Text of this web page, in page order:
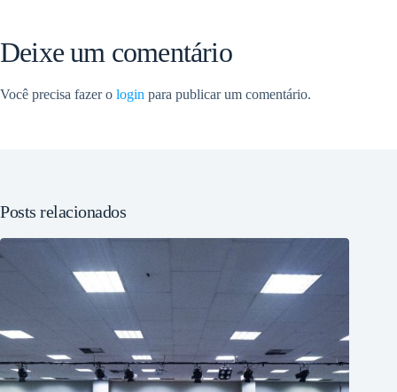
Deixe um comentário
Você precisa fazer o login para publicar um comentário.
Posts relacionados